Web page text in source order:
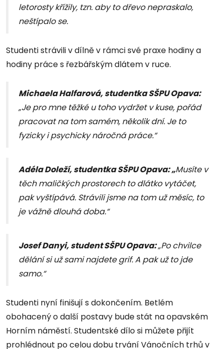
letorosty křížily, tzn. aby to dřevo nepraskalo,
neštípalo se.
Studenti strávili v dílně v rámci své praxe hodiny a
hodiny práce s řezbářským dlátem v ruce.
Michaela Halfarová, studentka SŠPU Opava:
„Je pro mne těžké u toho vydržet v kuse, pořád
pracovat na tom samém, několik dní. Je to
fyzicky i psychicky náročná práce.“
Adéla Doleží, studentka SŠPU Opava: „Musíte v
těch maličkých prostorech to dlátko vytáčet,
pak vyštípává. Strávili jsme na tom už měsíc, to
je vážně dlouhá doba.“
Josef Danyi, student SŠPU Opava:„Po chvilce
dělání si už sami najdete grif. A pak už to jde
samo.“
Studenti nyní finišují s dokončením. Betlém
obohacený o další postavy bude stát na opavském
Horním náměstí. Studentské dílo si můžete přijít
prohlédnout po celou dobu trvání Vánočních trhů v